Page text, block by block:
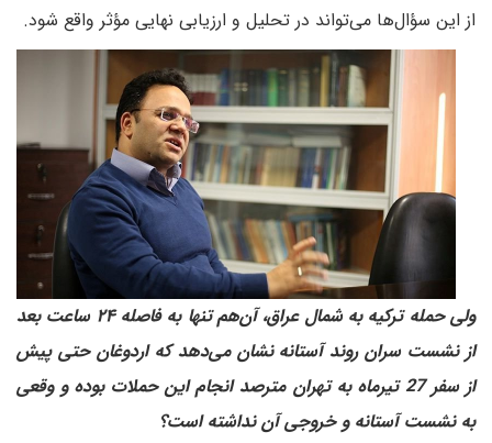
از این سؤال‌ها می‌تواند در تحلیل و ارزیابی نهایی مؤثر واقع شود.
ولی حمله ترکیه به شمال عراق، آن‌هم تنها به فاصله ۲۴ ساعت بعد
از نشست سران روند آستانه نشان می‌دهد که اردوغان حتی پیش
از سفر 27 تیرماه به تهران مترصد انجام این حملات بوده و وقعی
به نشست آستانه و خروجی آن نداشته است؟